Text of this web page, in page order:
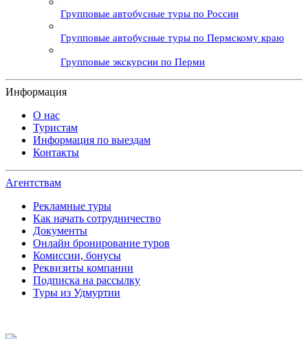
Групповые автобусные туры по России
Групповые автобусные туры по Пермскому краю
Групповые экскурсии по Перми
Информация
О нас
Туристам
Информация по выездам
Контакты
Агентствам
Рекламные туры
Как начать сотрудничество
Документы
Онлайн бронирование туров
Комиссии, бонусы
Реквизиты компании
Подписка на рассылку
Туры из Удмуртии